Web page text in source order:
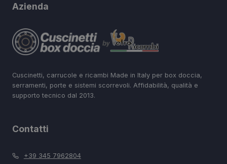
Azienda
Cuscinetti, carrucole e ricambi Made in Italy per box doccia,
serramenti, porte e sistemi scorrevoli. Affidabilità, qualità e
supporto tecnico dal 2013.
Contatti
+39 345 7962804